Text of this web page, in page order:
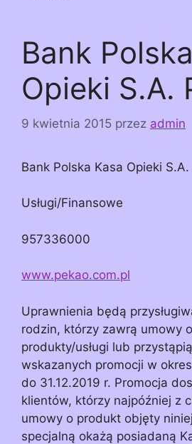
Bank
Opieki S.A.
9 kwietnia 2015 przez admin
Bank Polska Kasa Opieki
Usługi/Finansowe
957336000
www.pekao.com.pl
Uprawnienia będą
rodzin, którzy zawrą umowy
produkty/usługi lub
wskazanych promocji w
do 31.12.2019 r. Promocja
klientów, którzy najpóźniej z
umowy o produkt objęty
specjalną okażą posiadaną